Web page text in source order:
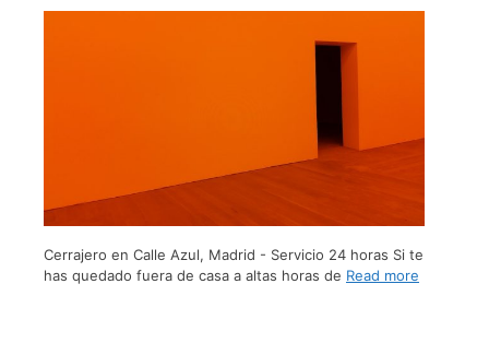
Cerrajero en Calle Azul, Madrid - Servicio 24 horas Si te
has quedado fuera de casa a altas horas de Read more